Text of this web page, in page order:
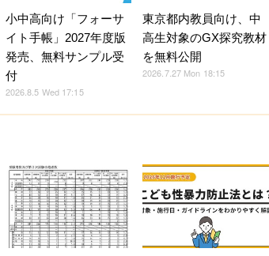
小中高向け「フォーサ
イト手帳」2027年度版
発売、無料サンプル受
付
2026.8.5 Wed 17:15
東京都内教員向け、中
高生対象のGX探究教材
を無料公開
2026.7.27 Mon 18:15